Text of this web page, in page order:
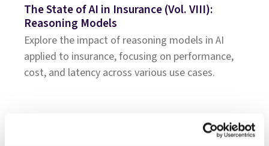
The State of AI in Insurance (Vol. VIII):
Reasoning Models
Explore the impact of reasoning models in AI
applied to insurance, focusing on performance,
cost, and latency across various use cases.